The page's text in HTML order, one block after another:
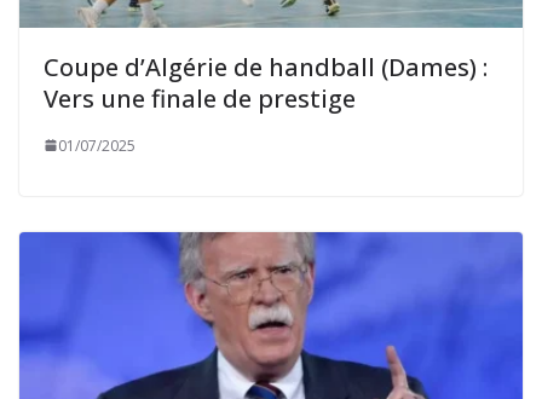
Coupe d’Algérie de handball (Dames) :
Vers une finale de prestige
01/07/2025